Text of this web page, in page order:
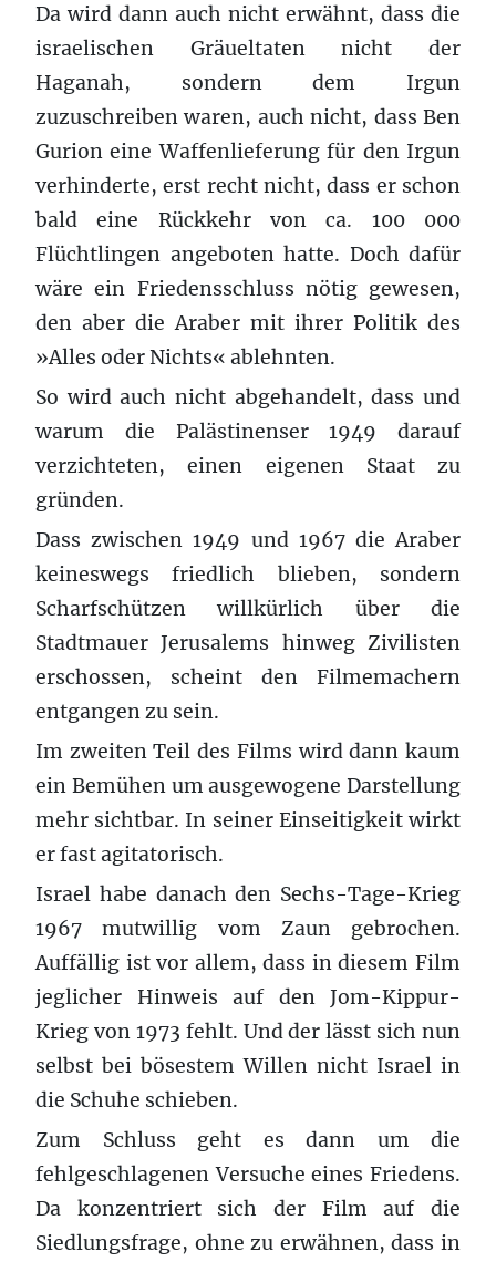
Da wird dann auch nicht erwähnt, dass die
israelischen Gräueltaten nicht der
Haganah, sondern dem Irgun
zuzuschreiben waren, auch nicht, dass Ben
Gurion eine Waffenlieferung für den Irgun
verhinderte, erst recht nicht, dass er schon
bald eine Rückkehr von ca. 100 000
Flüchtlingen angeboten hatte. Doch dafür
wäre ein Friedensschluss nötig gewesen,
den aber die Araber mit ihrer Politik des
»Alles oder Nichts« ablehnten.
So wird auch nicht abgehandelt, dass und
warum die Palästinenser 1949 darauf
verzichteten, einen eigenen Staat zu
gründen.
Dass zwischen 1949 und 1967 die Araber
keineswegs friedlich blieben, sondern
Scharfschützen willkürlich über die
Stadtmauer Jerusalems hinweg Zivilisten
erschossen, scheint den Filmemachern
entgangen zu sein.
Im zweiten Teil des Films wird dann kaum
ein Bemühen um ausgewogene Darstellung
mehr sichtbar. In seiner Einseitigkeit wirkt
er fast agitatorisch.
Israel habe danach den Sechs-Tage-Krieg
1967 mutwillig vom Zaun gebrochen.
Auffällig ist vor allem, dass in diesem Film
jeglicher Hinweis auf den Jom-Kippur-
Krieg von 1973 fehlt. Und der lässt sich nun
selbst bei bösestem Willen nicht Israel in
die Schuhe schieben.
Zum Schluss geht es dann um die
fehlgeschlagenen Versuche eines Friedens.
Da konzentriert sich der Film auf die
Siedlungsfrage, ohne zu erwähnen, dass in